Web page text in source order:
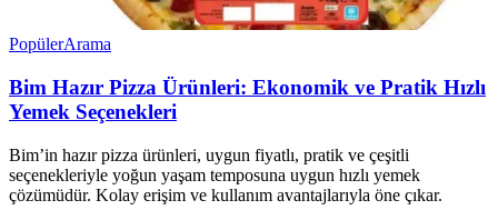
PopülerArama
Bim Hazır Pizza Ürünleri: Ekonomik ve Pratik Hızlı
Yemek Seçenekleri
Bim’in hazır pizza ürünleri, uygun fiyatlı, pratik ve çeşitli
seçenekleriyle yoğun yaşam temposuna uygun hızlı yemek
çözümüdür. Kolay erişim ve kullanım avantajlarıyla öne çıkar.